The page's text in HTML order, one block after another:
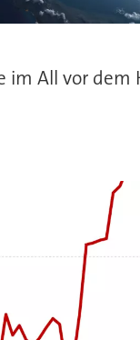
im All vor dem